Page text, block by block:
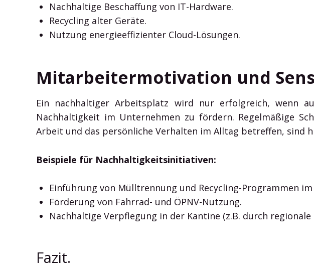
Nachhaltige Beschaffung von IT-Hardware.
Recycling alter Geräte.
Nutzung energieeffizienter Cloud-Lösungen.
Mitarbeitermotivation und
Ein nachhaltiger Arbeitsplatz wird nur erfolgreich, wenn
Nachhaltigkeit im Unternehmen zu fördern. Regelmäßige
Arbeit und das persönliche Verhalten im Alltag betreffen, sind
Beispiele für Nachhaltigkeitsinitiativen:
Einführung von Mülltrennung und Recycling-Programmen
Förderung von Fahrrad- und ÖPNV-Nutzung.
Nachhaltige Verpflegung in der Kantine (z.B. durch
Fazit.